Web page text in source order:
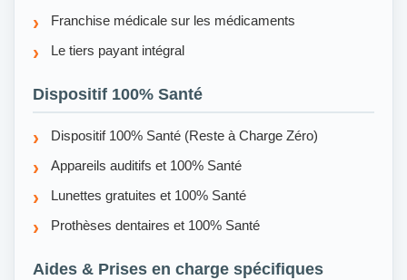
Franchise médicale sur les médicaments
Le tiers payant intégral
Dispositif 100% Santé
Dispositif 100% Santé (Reste à Charge Zéro)
Appareils auditifs et 100% Santé
Lunettes gratuites et 100% Santé
Prothèses dentaires et 100% Santé
Aides & Prises en charge spécifiques